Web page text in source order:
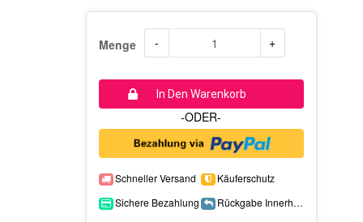
Menge - +
In Den Warenkorb
-ODER-
Schneller Versand
Käuferschutz
Sichere Bezahlung
Rückgabe Innerhalb 15 Tage